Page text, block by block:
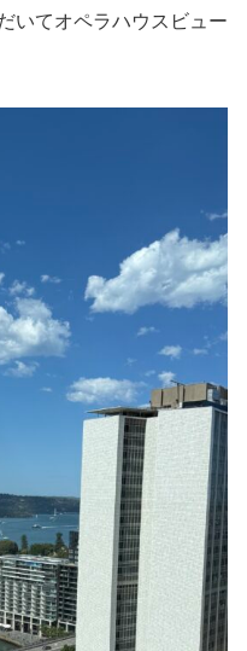
いてオペラハウスビュー